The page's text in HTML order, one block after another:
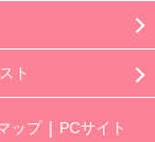
ト
ップ
PCサイト